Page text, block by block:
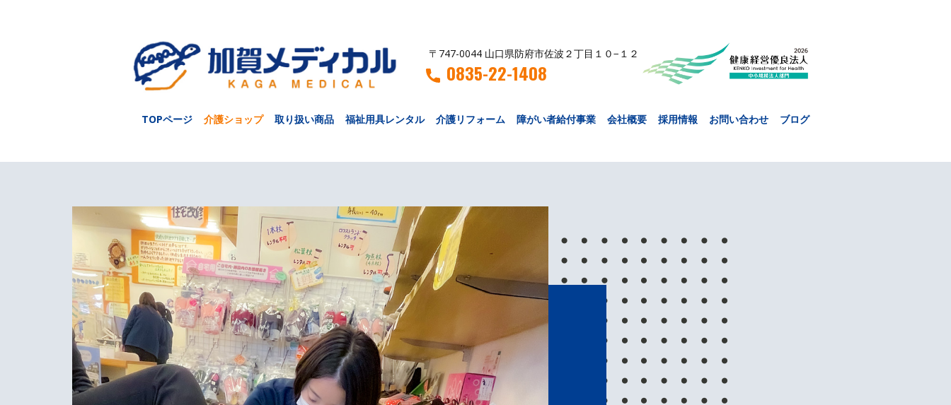
〒747-0044 山口県防府市佐波２丁目１０−１２
0835-22-1408
TOPページ 介護ショップ 取り扱い商品 福祉用具レンタル 介護リフォーム 障がい者給付事業 会社概要 採用情報 お問い合わせ ブログ